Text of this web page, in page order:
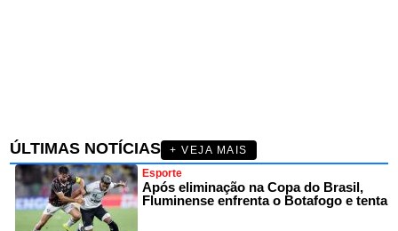
ÚLTIMAS NOTÍCIAS
+ VEJA MAIS
Esporte
Após eliminação na Copa do Brasil,
Fluminense enfrenta o Botafogo e tenta